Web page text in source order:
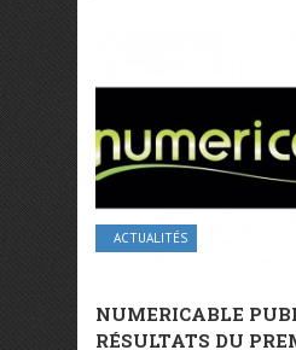
ACTUALITÉS
NUMERICABLE
RÉSULTATS DU